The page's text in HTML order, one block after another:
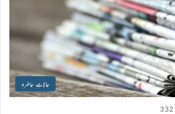
حالاتِ حاضرہ
332